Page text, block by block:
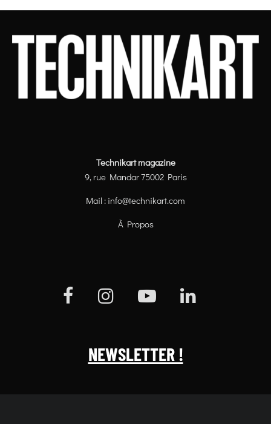
Technikart magazine
9, rue Mandar 75002 Paris
Mail : info@technikart.com
À Propos
NEWSLETTER !